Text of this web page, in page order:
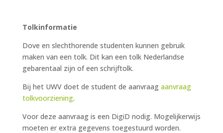
Tolkinformatie
Dove en slechthorende studenten kunnen gebruik
maken van een tolk. Dit kan een tolk Nederlandse
gebarentaal zijn of een schrijftolk.
Bij het UWV doet de student de aanvraag aanvraag
tolkvoorziening.
Voor deze aanvraag is een DigiD nodig. Mogelijkerwijs
moeten er extra gegevens toegestuurd worden.